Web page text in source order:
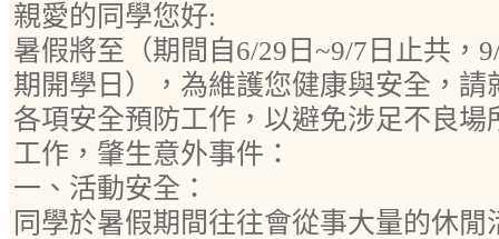
親愛的同學您好:
暑假將至（期間自6/29日~9/7日止共，
期開學日），為維護您健康與安全，
各項安全預防工作，以避免涉足不良
工作，肇生意外事件：
一、活動安全：
同學於暑假期間往往會從事大量的休